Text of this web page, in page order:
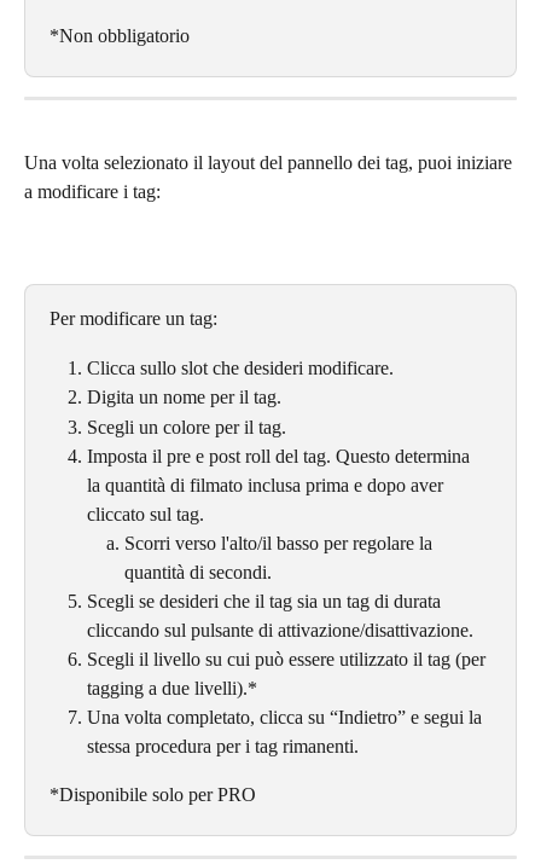
*Non obbligatorio
Una volta selezionato il layout del pannello dei tag, puoi iniziare
a modificare i tag:
Per modificare un tag:
Clicca sullo slot che desideri modificare.
Digita un nome per il tag.
Scegli un colore per il tag.
Imposta il pre e post roll del tag. Questo determina
la quantità di filmato inclusa prima e dopo aver
cliccato sul tag.
Scorri verso l'alto/il basso per regolare la
quantità di secondi.
Scegli se desideri che il tag sia un tag di durata
cliccando sul pulsante di attivazione/disattivazione.
Scegli il livello su cui può essere utilizzato il tag (per
tagging a due livelli).*
Una volta completato, clicca su “Indietro” e segui la
stessa procedura per i tag rimanenti.
*Disponibile solo per PRO